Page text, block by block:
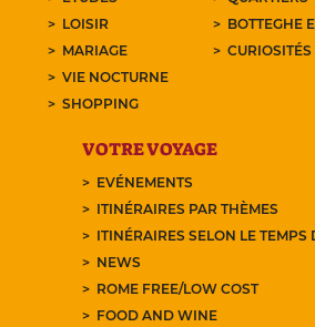
LOISIR
MARIAGE
VIE NOCTURNE
SHOPPING
BOTTEGHE
CURIOSITÉS
VOTRE VOYAGE
EVÉNEMENTS
ITINÉRAIRES PAR THÈMES
ITINÉRAIRES SELON LE TEMPS
NEWS
ROME FREE/LOW COST
FOOD AND WINE